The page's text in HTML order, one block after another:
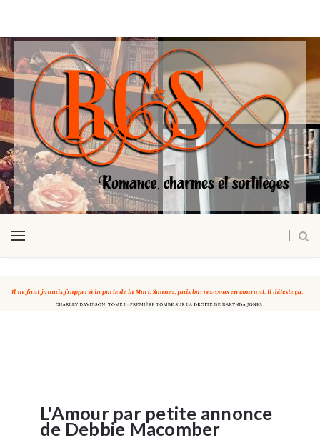
L'Amour par petite annonce
de Debbie Macomber